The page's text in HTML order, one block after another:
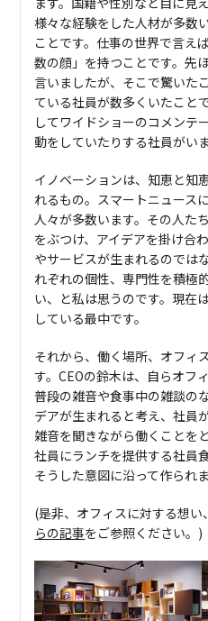
様々な経験をした人材が多数
ことです。仕事の世界で言え
数の顔」を持つことです。先
言いましたが、そこで驚いた
ている社員が数多くいたこと
してワイドショーのコメンテ
動をしていたりする社員がいま
イノベーションは、知恵と知
れるもの。スマートニュース
人々が多数います。その人た
をぶつけ、アイデアを掛け合
やサービスが生まれるのでは
れぞれの個性、専門性を積極
い、と私は思うのです。現在
している最中です。
それから、働く場所、オフィ
す。CEOの鈴木は、自らオフ
普段の雑音や食事中の雑談の
デアが生まれると考え、社員
雑音を聞きながら働くことを
社員にランチを提供する社員
そうした意図に沿って作られま
(是非、オフィスに対する想
らの記事をご参照ください。)